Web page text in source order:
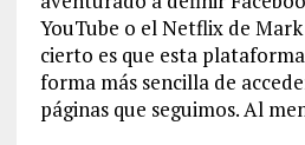
YouTube o el Netflix de
cierto es que esta
forma más sencilla de
páginas que seguimos. Al